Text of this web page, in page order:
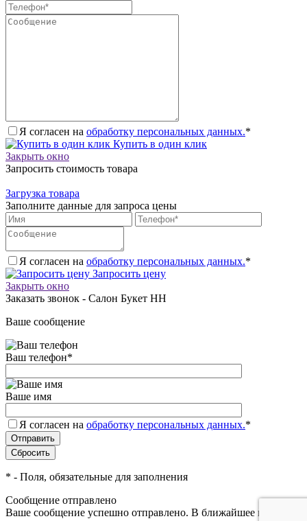
Я согласен на обработку персональных данных.*
Купить в один клик
Закрыть окно
Запросить стоимость товара
Загрузка товара
Заполните данные для запроса цены
Я согласен на обработку персональных данных.*
Запросить цену
Закрыть окно
Заказать звонок - Салон Букет НН
Ваше сообщение
Ваш телефон*
Ваше имя
Я согласен на обработку персональных данных.*
* - Поля, обязательные для заполнения
Сообщение отправлено
Ваше сообщение успешно отправлено. В ближайшее время с